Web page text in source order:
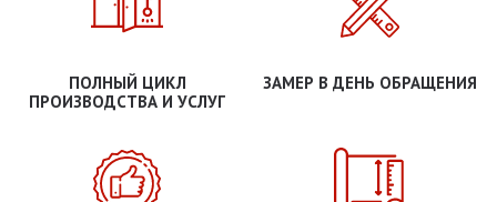
ПОЛНЫЙ ЦИКЛ
ПРОИЗВОДСТВА И УСЛУГ
ЗАМЕР В ДЕНЬ ОБРАЩЕНИЯ